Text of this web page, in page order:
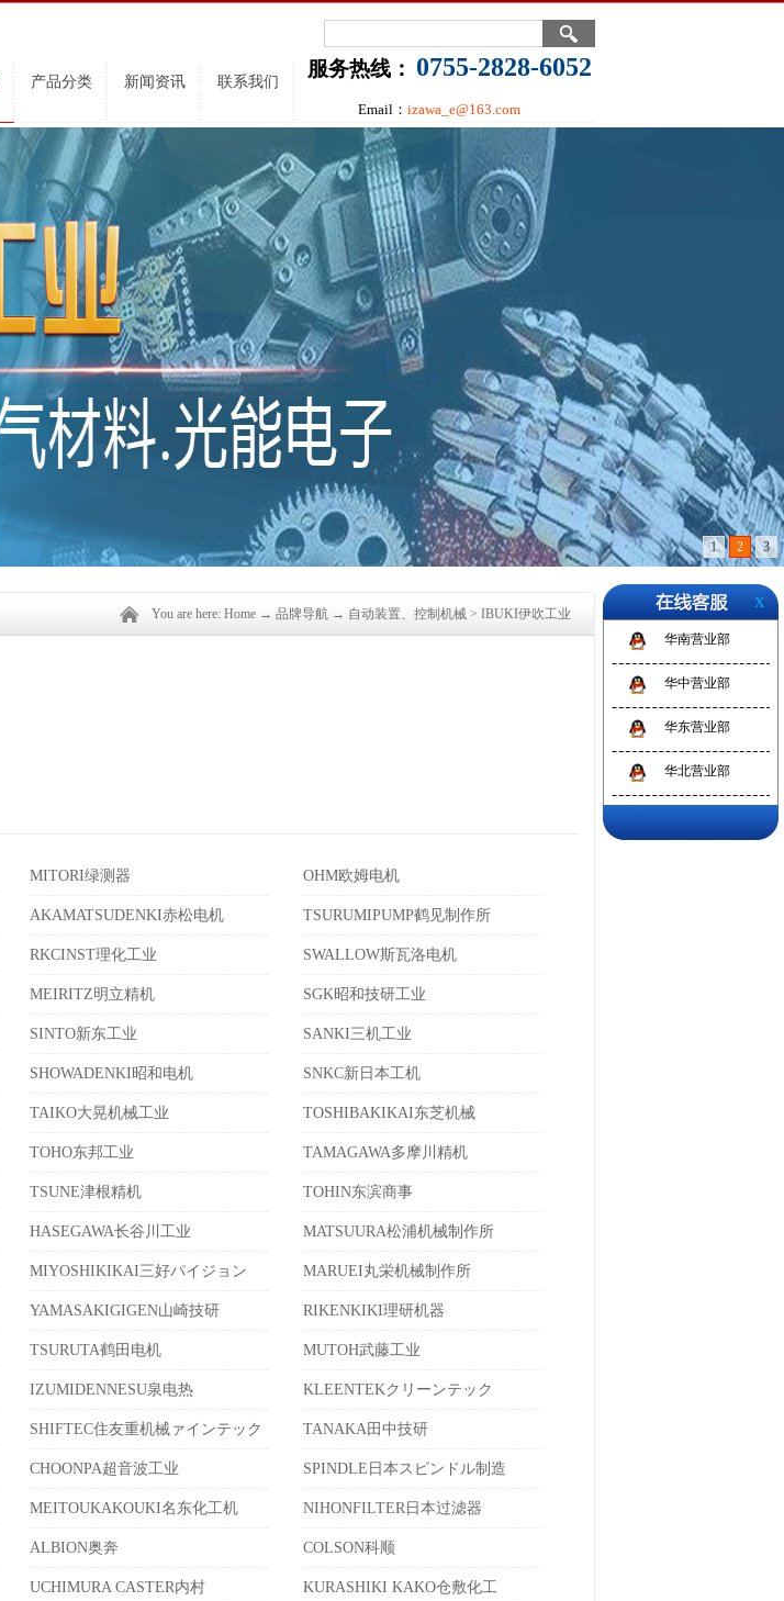
服务热线： 0755-2828-6052
Email： izawa_e@163.com
产品分类 新闻资讯 联系我们
1 2 3
You are here: Home → 品牌导航 → 自动装置、控制机械 > IBUKI伊吹工业
MITORI绿测器 OHM欧姆电机
AKAMATSUDENKI赤松电机 TSURUMIPUMP鹤见制作所
RKCINST理化工业 SWALLOW斯瓦洛电机
MEIRITZ明立精机 SGK昭和技研工业
SINTO新东工业 SANKI三机工业
SHOWADENKI昭和电机 SNKC新日本工机
TAIKO大晃机械工业 TOSHIBAKIKAI东芝机械
TOHO东邦工业 TAMAGAWA多摩川精机
TSUNE津根精机 TOHIN东滨商事
HASEGAWA长谷川工业 MATSUURA松浦机械制作所
MIYOSHIKIKAI三好パイジョン MARUEI丸栄机械制作所
YAMASAKIGIGEN山崎技研 RIKENKIKI理研机器
TSURUTA鹤田电机 MUTOH武藤工业
IZUMIDENNESU泉电热 KLEENTEKクリーンテック
SHIFTEC住友重机械ァインテック TANAKA田中技研
CHOONPA超音波工业 SPINDLE日本スピンドル制造
MEITOUKAKOUKI名东化工机 NIHONFILTER日本过滤器
ALBION奥奔 COLSON科顺
UCHIMURA CASTER内村 KURASHIKI KAKO仓敷化工
X
华南营业部
华中营业部
华东营业部
华北营业部